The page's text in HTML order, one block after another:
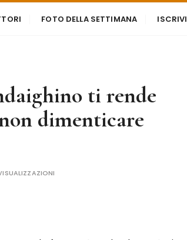
FOTO DELLA SETTIMANA
ti rende
dimenticare